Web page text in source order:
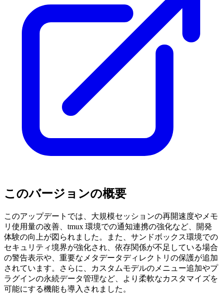
このバージョンの概要
このアップデートでは、大規模セッションの再開速度やメモ
リ使用量の改善、tmux 環境での通知連携の強化など、開発
体験の向上が図られました。また、サンドボックス環境での
セキュリティ境界が強化され、依存関係が不足している場合
の警告表示や、重要なメタデータディレクトリの保護が追加
されています。さらに、カスタムモデルのメニュー追加やプ
ラグインの永続データ管理など、より柔軟なカスタマイズを
可能にする機能も導入されました。